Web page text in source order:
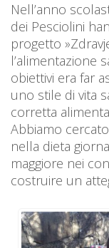
Nell’anno
dei Pesciolini
progetto
l’alimentazione
obiettivi era far
uno stile di vita
corretta
Abbiamo
nella dieta
maggiore nei
costruire un